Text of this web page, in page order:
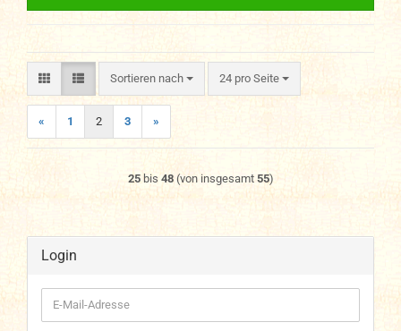
Sortieren nach
Sortieren nach 24 pro Seite
pro Seite
« 1 2 3 »
25bis 48(von insgesamt 55)
Login
E-
Mail-